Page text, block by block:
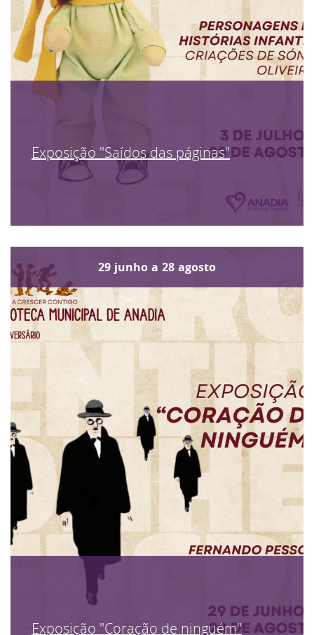
Exposição "Saídos das páginas"
29 junho a 28 agosto
Exposição "Coração de ninguém"